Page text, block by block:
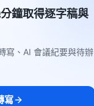
鐘取得逐字稿與
寫、AI 會議紀要與待辦
寫